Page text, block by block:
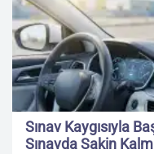
Sınav Kaygısıyla
Sınavda Sakin